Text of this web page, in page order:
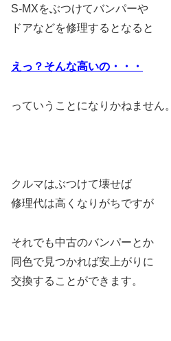
S-MXをぶつけてバンパーや
ドアなどを修理するとなると
えっ？そんな高いの・・・
っていうことになりかねません。
クルマはぶつけて壊せば
修理代は高くなりがちですが
それでも中古のバンパーとか
同色で見つかれば安上がりに
交換することができます。